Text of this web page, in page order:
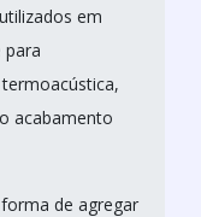
em
para
acabamento
de agregar